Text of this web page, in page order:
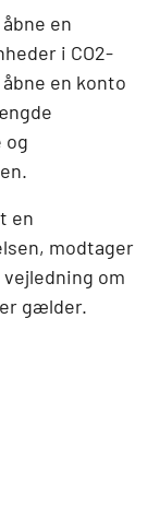
en
i CO2-
en konto
og
en
modtager
om
gælder.